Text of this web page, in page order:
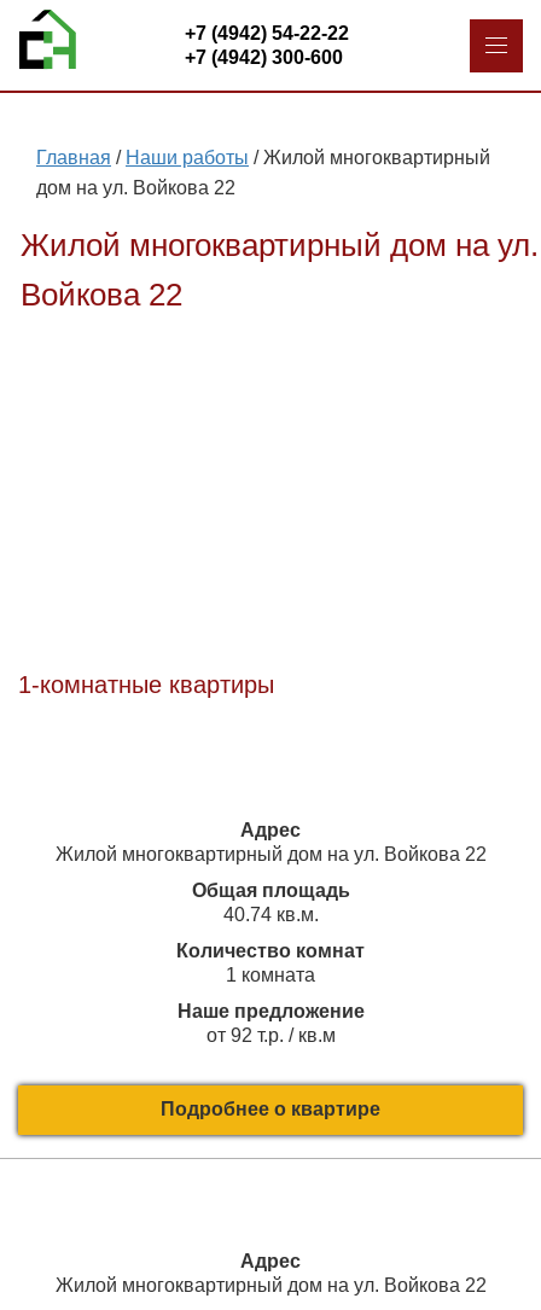
+7 (4942) 54-22-22
+7 (4942) 300-600
Главная / Наши работы /Жилой многоквартирный
дом на ул. Войкова 22
Жилой многоквартирный дом на ул.
Войкова 22
1-комнатные квартиры
Адрес
Жилой многоквартирный дом на ул. Войкова 22
Общая площадь
40.74 кв.м.
Количество комнат
1 комната
Наше предложение
от 92 т.р. / кв.м
Подробнее о квартире
Адрес
Жилой многоквартирный дом на ул. Войкова 22